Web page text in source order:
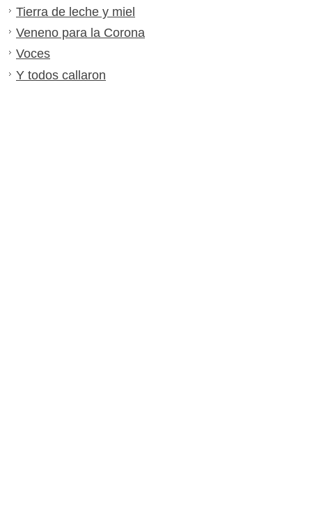
Tierra de leche y miel
Veneno para la Corona
Voces
Y todos callaron